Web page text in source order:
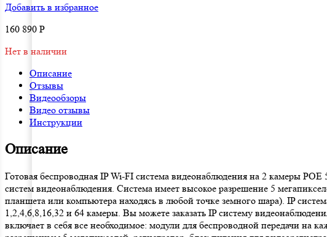
Добавить в избранное
160 890 Р
Нет в наличии
Описание
Отзывы
Видеообзоры
Видео отзывы
Инструкции
Описание
Готовая беспроводная IP Wi-FI система видеонаблюдения на 2 камеры
систем видеонаблюдения. Система имеет высокое разрешение 5
планшета или компьютера находясь в любой точке земного шара). IP
1,2,4,6,8,16,32 и 64 камеры. Вы можете заказать IP систему
включает в себя все необходимое: модули для беспроводной передачи